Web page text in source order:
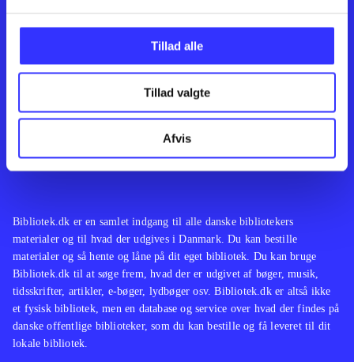
Tillad alle
Tillad valgte
Afvis Feedback
Bibliotek.dk er en samlet indgang til alle danske bibliotekers
materialer og til hvad der udgives i Danmark. Du kan bestille
materialer og så hente og låne på dit eget bibliotek. Du kan bruge
Bibliotek.dk til at søge frem, hvad der er udgivet af bøger, musik,
tidsskrifter, artikler, e-bøger, lydbøger osv. Bibliotek.dk er altså ikke
et fysisk bibliotek, men en database og service over hvad der findes på
danske offentlige biblioteker, som du kan bestille og få leveret til dit
lokale bibliotek.
Kontakt os
English
Artikler
Film
Musik
Noder